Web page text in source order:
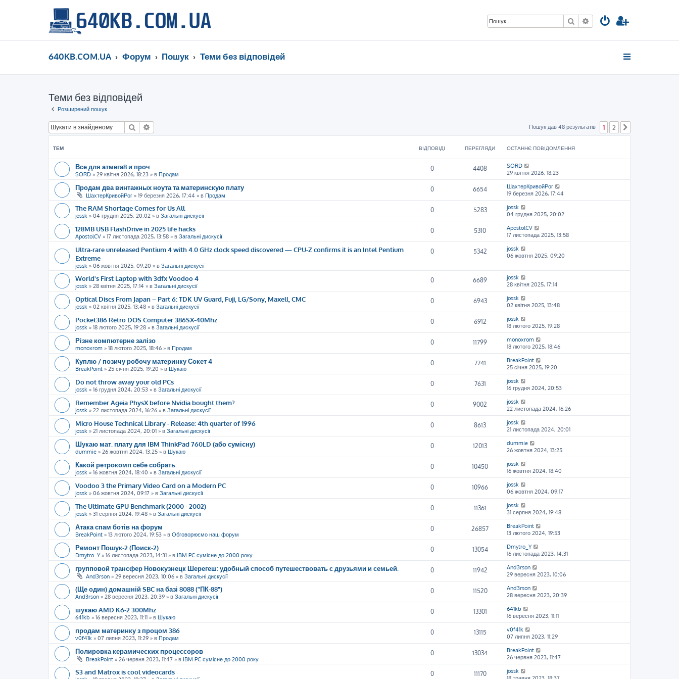
ПошукРозширений пошук
640KB.COM.UA Форум Пошук Теми без відповідей
Теми без відповідей
Розширений пошук
Пошук Пошук дав 48 результатів 1 2
ТЕМ ВІДПОВІДІ ПЕРЕГЛЯДИ ОСТАННЄ ПОВІДОМЛЕННЯ
Все для атмега8 и проч
SORD » 29 квітня 2026, 18:23 » в Продам
0 4408
SORD
29 квітня 2026, 18:23
Продам два винтажных ноута та материнскую плату
ШахтерКривойРог » 19 березня 2026, 17:44 » в Продам
0 6654
ШахтерКривойРог
19 березня 2026, 17:44
The RAM Shortage Comes for Us All
jossk » 04 грудня 2025, 20:02 » в Загальні дискусії
0 5283
jossk
04 грудня 2025, 20:02
128MB USB FlashDrive in 2025 life hacks
ApostolCV » 17 листопада 2025, 13:58 » в Загальні дискусії
0 5310
ApostolCV
17 листопада 2025, 13:58
Ultra-rare unreleased Pentium 4 with 4.0 GHz clock speed discovered — CPU-Z confirms it is an Intel Pentium
Extreme
jossk » 06 жовтня 2025, 09:20 » в Загальні дискусії
0 5342
jossk
06 жовтня 2025, 09:20
World's First Laptop with 3dfx Voodoo 4
jossk » 28 квітня 2025, 17:14 » в Загальні дискусії
0 6689
jossk
28 квітня 2025, 17:14
Optical Discs From Japan – Part 6: TDK UV Guard, Fuji, LG/Sony, Maxell, CMC
jossk » 02 квітня 2025, 13:48 » в Загальні дискусії
0 6943
jossk
02 квітня 2025, 13:48
Pocket386 Retro DOS Computer 386SX-40Mhz
jossk » 18 лютого 2025, 19:28 » в Загальні дискусії
0 6912
jossk
18 лютого 2025, 19:28
Різне компютерне залізо
monoxrom » 18 лютого 2025, 18:46 » в Продам
0 11799
monoxrom
18 лютого 2025, 18:46
Куплю / позичу робочу материнку Сокет 4
BreakPoint » 25 січня 2025, 19:20 » в Шукаю
0 7741
BreakPoint
25 січня 2025, 19:20
Do not throw away your old PCs
jossk » 16 грудня 2024, 20:53 » в Загальні дискусії
0 7631
jossk
16 грудня 2024, 20:53
Remember Ageia PhysX before Nvidia bought them?
jossk » 22 листопада 2024, 16:26 » в Загальні дискусії
0 9002
jossk
22 листопада 2024, 16:26
Micro House Technical Library - Release: 4th quarter of 1996
jossk » 21 листопада 2024, 20:01 » в Загальні дискусії
0 8613
jossk
21 листопада 2024, 20:01
Шукаю мат. плату для IBM ThinkPad 760LD (або сумісну)
dummie » 26 жовтня 2024, 13:25 » в Шукаю
0 12013
dummie
26 жовтня 2024, 13:25
Какой ретрокомп себе собрать.
jossk » 16 жовтня 2024, 18:40 » в Загальні дискусії
0 10450
jossk
16 жовтня 2024, 18:40
Voodoo 3 the Primary Video Card on a Modern PC
jossk » 06 жовтня 2024, 09:17 » в Загальні дискусії
0 10966
jossk
06 жовтня 2024, 09:17
The Ultimate GPU Benchmark (2000 - 2002)
jossk » 31 серпня 2024, 19:48 » в Загальні дискусії
0 11361
jossk
31 серпня 2024, 19:48
Атака спам ботів на форум
BreakPoint » 13 лютого 2024, 19:53 » в Обговорюємо наш форум
0 26857
BreakPoint
13 лютого 2024, 19:53
Ремонт Пошук-2 (Поиск-2)
Dmytro_Y» 16 листопада 2023, 14:31 » в IBM PC сумісне до 2000 року
0 13054
Dmytro_Y
16 листопада 2023, 14:31
групповой трансфер Новокузнецк Шерегеш: удобный способ путешествовать с друзьями и семьей.
And3rson » 29 вересня 2023, 10:06 » в Загальні дискусії
0 11942
And3rson
29 вересня 2023, 10:06
(Ще один) домашній SBC на базі 8088 ("ПК-88")
And3rson » 28 вересня 2023, 20:39 » в Загальні дискусії
0 11520
And3rson
28 вересня 2023, 20:39
шукаю AMD K6-2 300Mhz
641kb » 16 вересня 2023, 11:11 » в Шукаю
0 13301
641kb
16 вересня 2023, 11:11
продам материнку з процом 386
v0f41k » 07 липня 2023, 11:29 » в Продам
0 13115
v0f41k
07 липня 2023, 11:29
Полировка керамических процессоров
BreakPoint » 26 червня 2023, 11:47 » в IBM PC сумісне до 2000 року
0 13034
BreakPoint
26 червня 2023, 11:47
S3 and Matrox is cool videocards 0 11170
jossk